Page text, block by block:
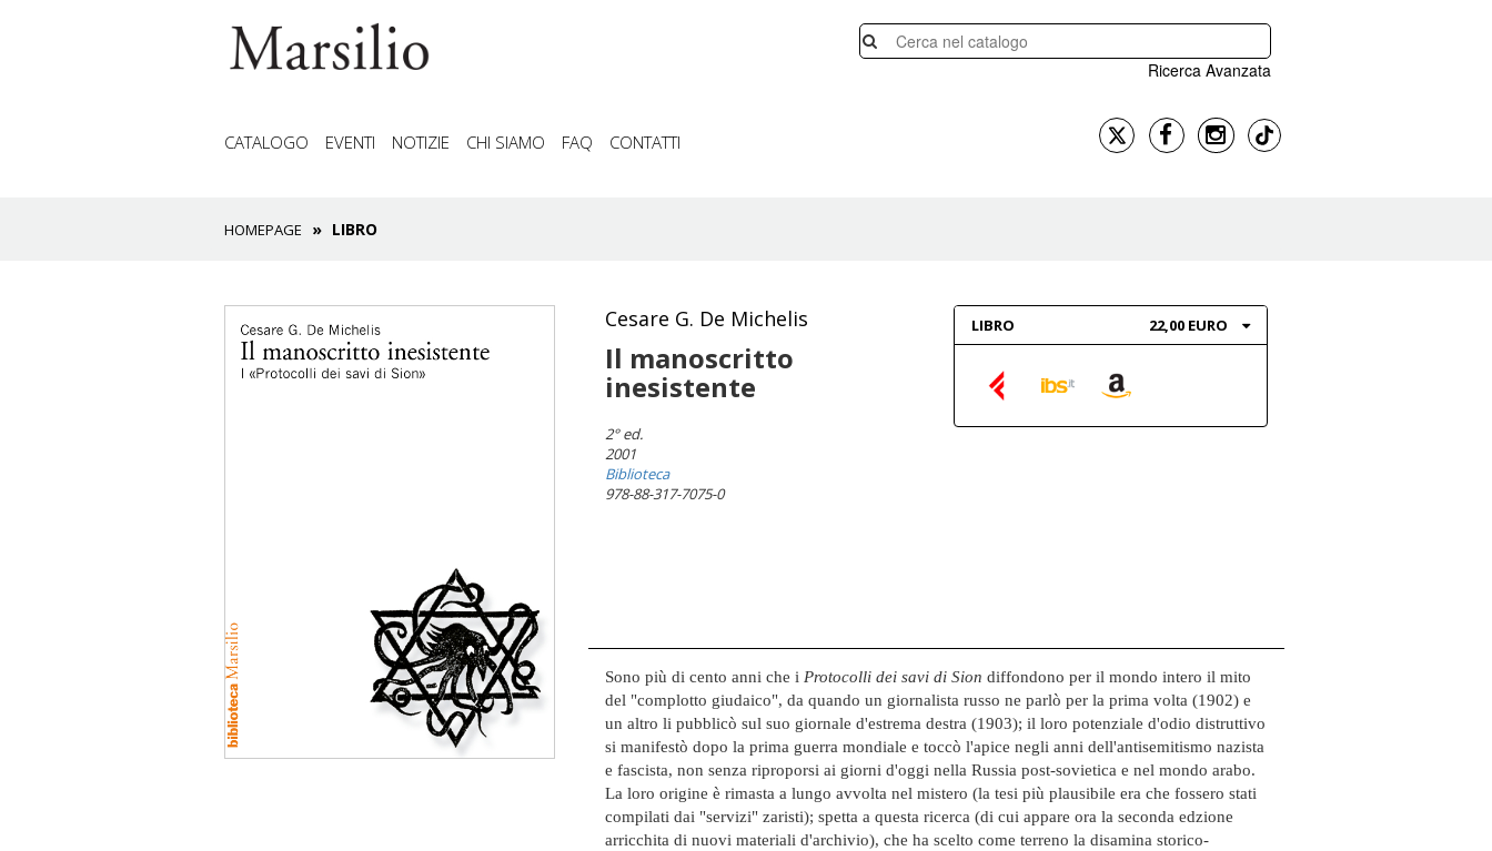
Ricerca Avanzata
CATALOGO EVENTI NOTIZIE CHI SIAMO FAQ CONTATTI
HOMEPAGE LIBRO
Cesare G. De Michelis
Il manoscritto
inesistente
2° ed.
2001
Biblioteca
978-88-317-7075-0
LIBRO 22,00 EURO
Sono più di cento anni che i Protocolli dei savi di Sion diffondono per il mondo intero il mito
del "complotto giudaico", da quando un giornalista russo ne parlò per la prima volta (1902) e
un altro li pubblicò sul suo giornale d'estrema destra (1903); il loro potenziale d'odio distruttivo
si manifestò dopo la prima guerra mondiale e toccò l'apice negli anni dell'antisemitismo nazista
e fascista, non senza riproporsi ai giorni d'oggi nella Russia post-sovietica e nel mondo arabo.
La loro origine è rimasta a lungo avvolta nel mistero (la tesi più plausibile era che fossero stati
compilati dai "servizi" zaristi); spetta a questa ricerca (di cui appare ora la seconda edzione
arricchita di nuovi materiali d'archivio), che ha scelto come terreno la disamina storico-